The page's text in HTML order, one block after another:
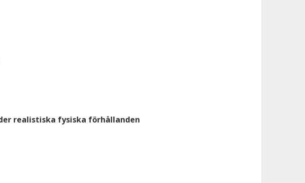
realistiska fysiska förhållanden